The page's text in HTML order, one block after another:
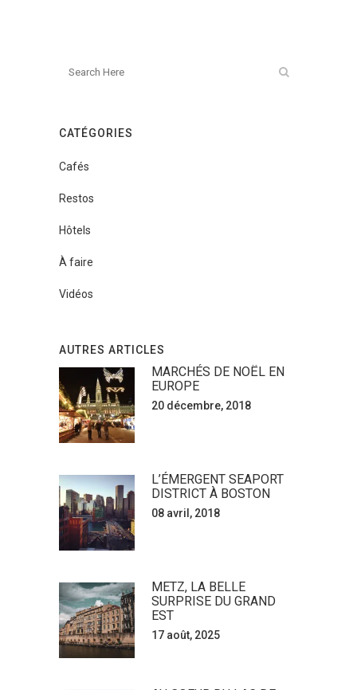
CATÉGORIES
Cafés
Restos
Hôtels
À faire
Vidéos
AUTRES ARTICLES
MARCHÉS DE NOËL EN
EUROPE
20 décembre, 2018
L’ÉMERGENT SEAPORT
DISTRICT À BOSTON
08 avril, 2018
METZ, LA BELLE
SURPRISE DU GRAND
EST
17 août, 2025